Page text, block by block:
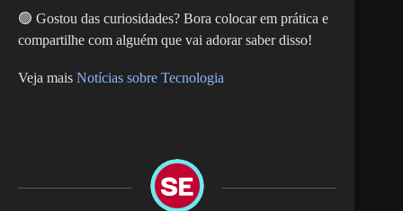
🟢 Gostou das curiosidades? Bora colocar em prática e
compartilhe com alguém que vai adorar saber disso!
Veja mais Notícias sobre Tecnologia